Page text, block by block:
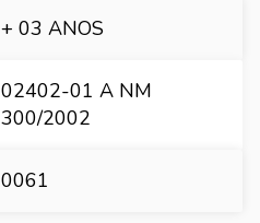
+ 03 ANOS
02402-01 A NM
300/2002
0061